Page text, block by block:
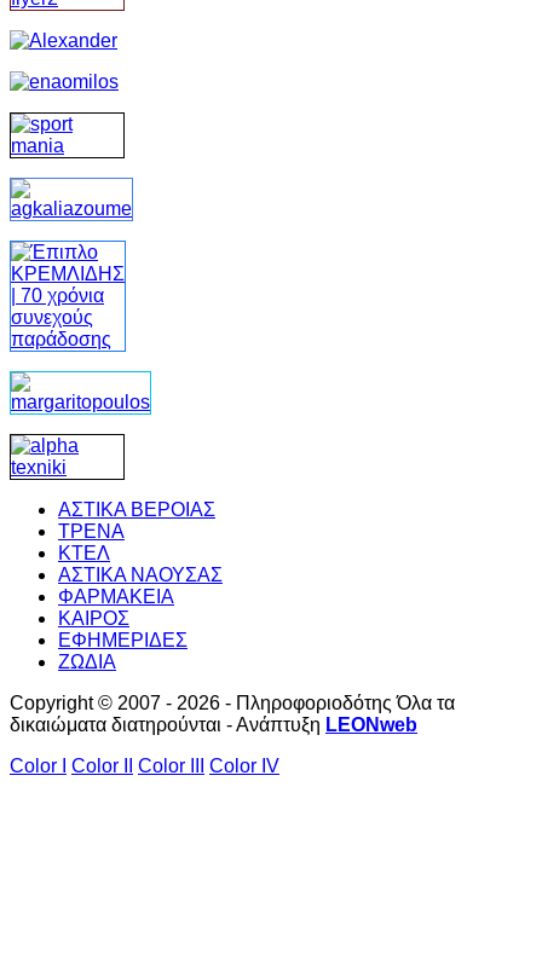
ΑΣΤΙΚΑ ΒΕΡΟΙΑΣ
ΤΡΕΝΑ
ΚΤΕΛ
ΑΣΤΙΚΑ ΝΑΟΥΣΑΣ
ΦΑΡΜΑΚΕΙΑ
ΚΑΙΡΟΣ
ΕΦΗΜΕΡΙΔΕΣ
ΖΩΔΙΑ
Copyright © 2007 - 2026 - Πληροφοριοδότης Όλα τα
δικαιώματα διατηρούνται - Ανάπτυξη LEONweb
Color I
Color II Color III Color IV